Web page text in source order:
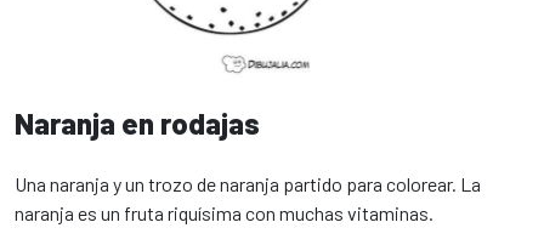
Naranja en rodajas
Una naranja y un trozo de naranja partido para colorear. La
naranja es un fruta riquísima con muchas vitaminas.